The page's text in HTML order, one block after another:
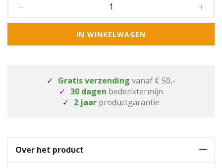
IN WINKELWAGEN
Gratis verzending vanaf € 50,-
30 dagen bedenktermijn
2 jaar productgarantie
Over het product